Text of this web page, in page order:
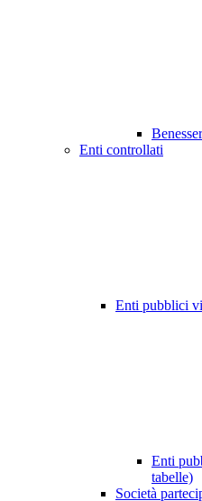
Enti controllati
Enti pubblici
Enti
tabelle)
Società